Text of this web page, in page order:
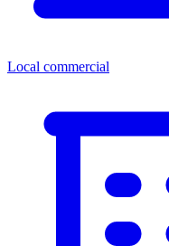
Local commercial